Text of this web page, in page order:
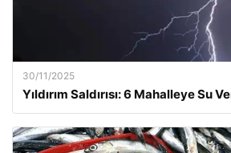
30/11/2025
Yıldırım Saldırısı: 6 Mahalleye Su